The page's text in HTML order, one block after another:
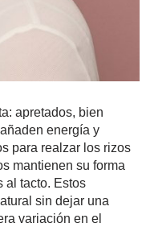
apretados, bien
energía y
para realzar los rizos
mantienen su forma
al tacto. Estos
sin dejar una
variación en el